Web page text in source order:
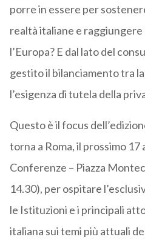
porre in essere per
realtà italiane e
l’Europa? E dal lato del
gestito il bilanciamento tra
l’esigenza di tutela della
Questo è il focus
torna a Roma, il prossimo 17
Conferenze – Piazza
14.30), per ospitare
le Istituzioni e i principali
italiana sui temi più attuali